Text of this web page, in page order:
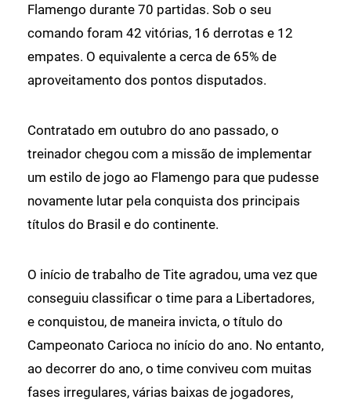
Flamengo durante 70 partidas. Sob o seu
comando foram 42 vitórias, 16 derrotas e 12
empates. O equivalente a cerca de 65% de
aproveitamento dos pontos disputados.
Contratado em outubro do ano passado, o
treinador chegou com a missão de implementar
um estilo de jogo ao Flamengo para que pudesse
novamente lutar pela conquista dos principais
títulos do Brasil e do continente.
O início de trabalho de Tite agradou, uma vez que
conseguiu classificar o time para a Libertadores,
e conquistou, de maneira invicta, o título do
Campeonato Carioca no início do ano. No entanto,
ao decorrer do ano, o time conviveu com muitas
fases irregulares, várias baixas de jogadores,